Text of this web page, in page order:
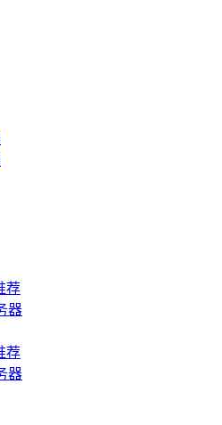
荐
器
荐
器